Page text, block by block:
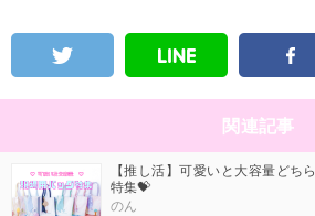
関連記事
【推し活】可愛いと大容量どち
特集💝
のん